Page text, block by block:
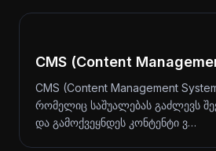
CMS (Content
CMS (Content Management
რომელიც საშუალებას გაძლევს
და გამოქვეყნდეს კონტენტი ვ…